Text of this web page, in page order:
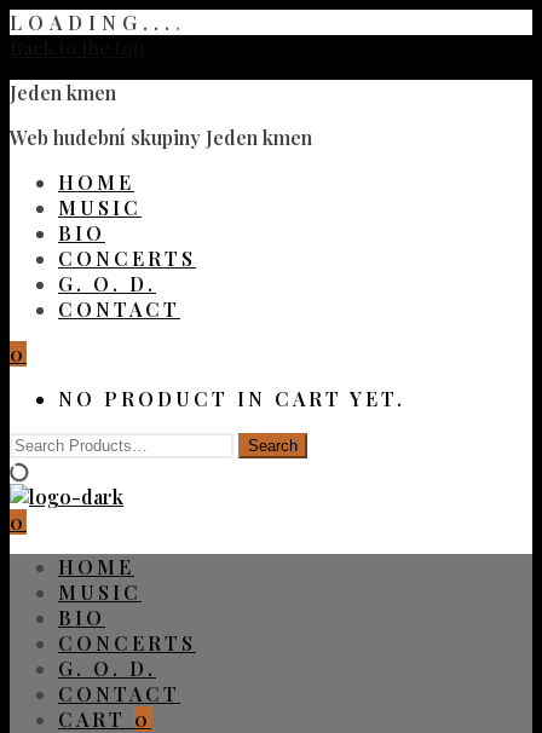
LOADING... .
Jeden kmen
Web hudební skupiny Jeden kmen
HOME
MUSIC
BIO
CONCERTS
G. O. D.
CONTACT
0
NO PRODUCT IN CART YET.
0
HOME
MUSIC
BIO
CONCERTS
G. O. D.
CONTACT
CART 0